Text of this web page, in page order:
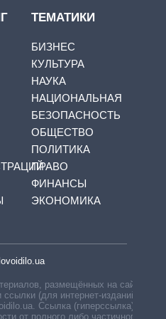
ТЕМАТИКИ
БИЗНЕС
КУЛЬТУРА
НАУКА
НАЦИОНАЛЬНАЯ
БЕЗОПАСНОСТЬ
ОБЩЕСТВО
ПОЛИТИКА
ПРАВО
ФИНАНСЫ
ЭКОНОМИКА
размещённых на сайте,
ссылки (для интернет-изданий —
Ссылка (гиперссылка)
от полного либо частичного